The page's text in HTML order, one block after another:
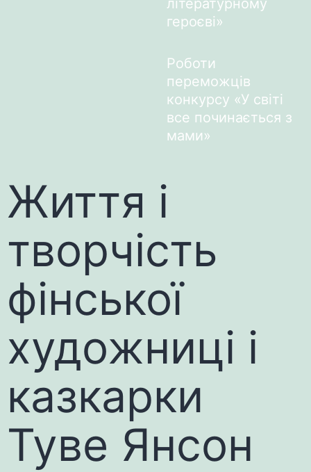
літературному
героєві»
Роботи
переможців
конкурсу «У світі
все починається з
мами»
Життя і
творчість
фінської
художниці і
казкарки
Туве Янсон